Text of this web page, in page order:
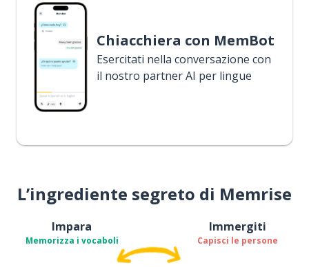
Chiacchiera con MemBot
Esercitati nella conversazione con
il nostro partner AI per lingue
L’ingrediente segreto di Memrise
Impara
Memorizza i vocaboli
Immergiti
Capisci le persone